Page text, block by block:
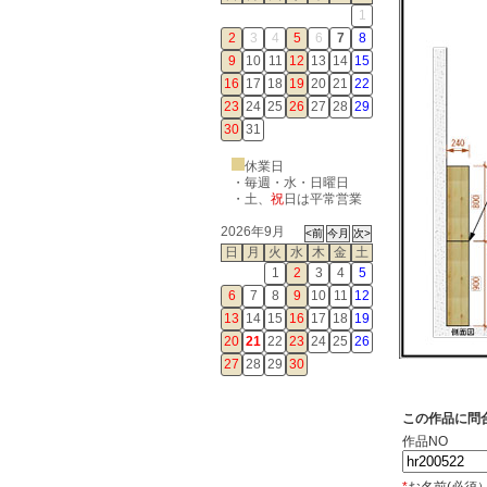
1
2
3 4 5 6 7
8
9
10 11 12 13 14 15
16 17 18 19 20 21 22
23 24 25 26 27 28 29
30 31
休業日
・毎週・水・日曜日
・ 土、 祝日は平常営業
2026年9月
日
月 火 水 木 金
土
1
2 3 4
5
6
7 8 9 10 11 12
13 14 15 16 17 18 19
20 21 22 23 24 25 26
27 28 29 30
この作品に問
作品NO